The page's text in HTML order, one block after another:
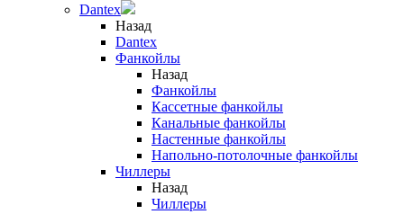
Dantex
Назад
Dantex
Фанкойлы
Назад
Фанкойлы
Кассетные фанкойлы
Канальные фанкойлы
Настенные фанкойлы
Напольно-потолочные фанкойлы
Чиллеры
Назад
Чиллеры